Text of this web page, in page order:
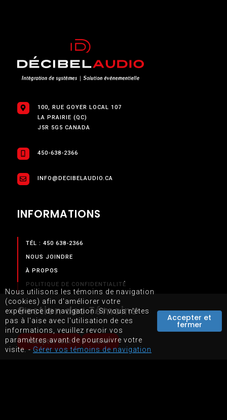
Gestion des Témoins
Nous utilisons les témoins de navigation
(cookies) afin d'améliorer votre
expérience de navigation. Si vous n'êtes
pas à l'aise avec l'utilisation de ces
informations, veuillez revoir vos
paramètres avant de poursuivre votre
visite. -Gérer vos témoins de navigation
Accepter et
fermer
Accepter tout Gérer
100, RUE GOYER LOCAL 107
LA PRAIRIE (QC)
J5R 5G5 CANADA
450-638-2366
INFO@DECIBELAUDIO.CA
INFORMATIONS
TÉL : 450 638-2366
NOUS JOINDRE
À PROPOS
POLITIQUE DE CONFIDENTIALITÉ
TERMES & CONDITIONS
SERVICES